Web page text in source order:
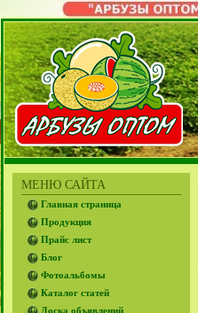
МЕНЮ САЙТА
Главная страница
Продукция
Прайс лист
Блог
Фотоальбомы
Каталог статей
Доска объявлений